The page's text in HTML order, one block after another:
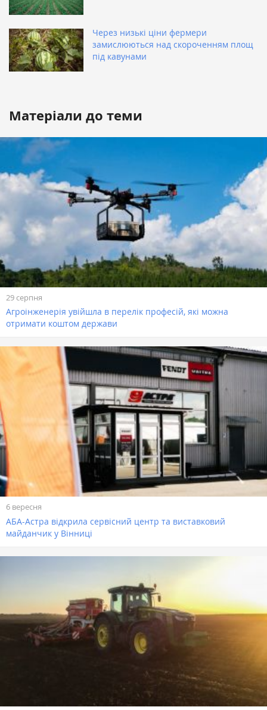
Через низькі ціни фермери
замислюються над скороченням площ
під кавунами
Матеріали до теми
29 серпня
Агроінженерія увійшла в перелік професій, які можна
отримати коштом держави
6 вересня
АБА-Астра відкрила сервісний центр та виставковий
майданчик у Вінниці